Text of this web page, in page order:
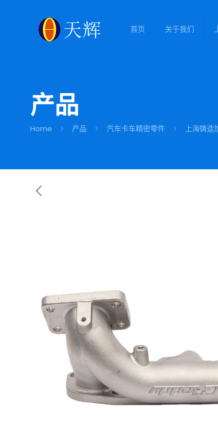
首页 关于我们
产品
Home 产品 汽车卡车精密零件 上海铸